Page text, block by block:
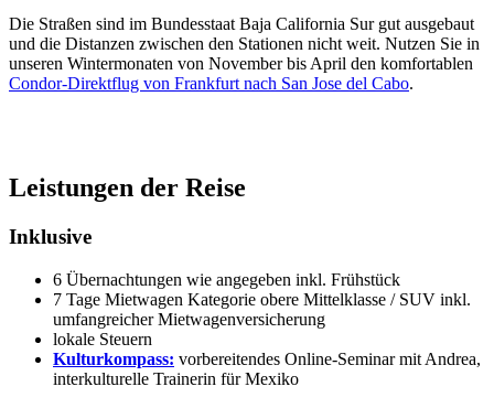
Die Straßen sind im Bundesstaat Baja California Sur gut ausgebaut
und die Distanzen zwischen den Stationen nicht weit. Nutzen Sie in
unseren Wintermonaten von November bis April den komfortablen
Condor-Direktflug von Frankfurt nach San Jose del Cabo.
Leistungen der Reise
Inklusive
6 Übernachtungen wie angegeben inkl. Frühstück
7 Tage Mietwagen Kategorie obere Mittelklasse / SUV inkl.
umfangreicher Mietwagenversicherung
lokale Steuern
Kulturkompass: vorbereitendes Online-Seminar mit Andrea,
interkulturelle Trainerin für Mexiko